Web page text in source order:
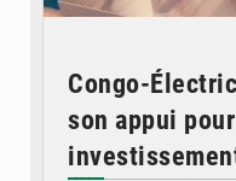
Congo-
son appui